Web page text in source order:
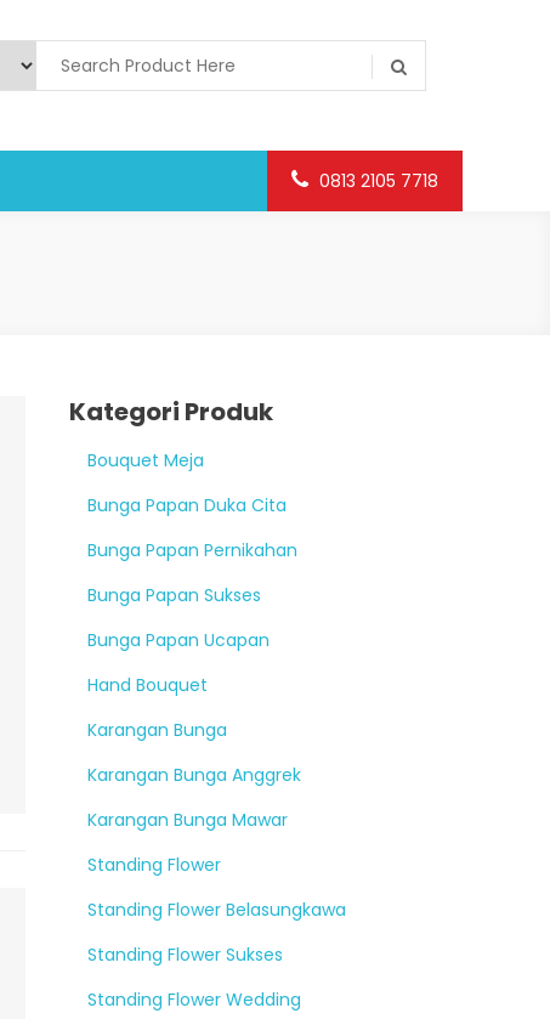
0813 2105 7718
Kategori Produk
Bouquet Meja
Bunga Papan Duka Cita
Bunga Papan Pernikahan
Bunga Papan Sukses
Bunga Papan Ucapan
Hand Bouquet
Karangan Bunga
Karangan Bunga Anggrek
Karangan Bunga Mawar
Standing Flower
Standing Flower Belasungkawa
Standing Flower Sukses
Standing Flower Wedding